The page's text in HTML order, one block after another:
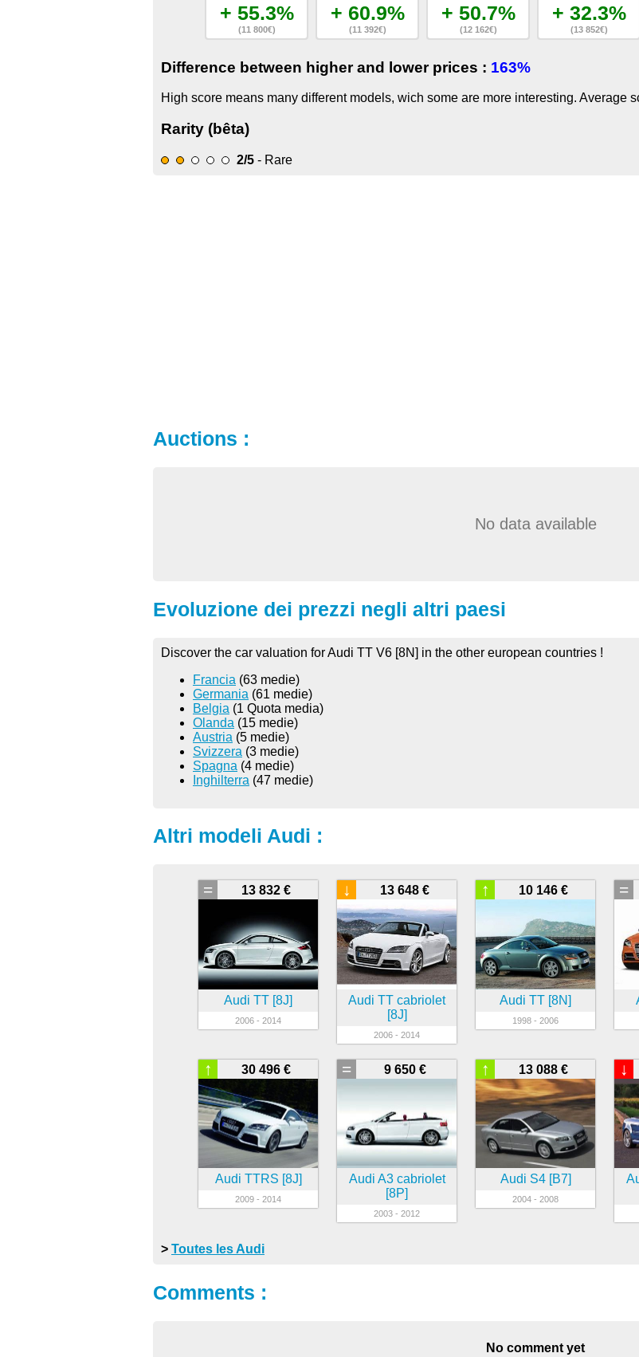
+ 55.3%
(11 800€)
+ 60.9%
(11 392€)
+ 50.7%
(12 162€)
+ 32.3%
(13 852€)
Difference between higher and lower prices : 163%
High score means many different models, wich some are more interesting. Average
Rarity (bêta)
2/5 - Rare
Auctions :
No data available
Evoluzione dei prezzi negli altri paesi
Discover the car valuation for Audi TT V6 [8N] in the other european countries !
Francia (63 medie)
Germania (61 medie)
Belgia (1 Quota media)
Olanda (15 medie)
Austria (5 medie)
Svizzera (3 medie)
Spagna (4 medie)
Inghilterra (47 medie)
Altri modeli Audi :
13 832 €
=
Audi TT [8J]
2006 - 2014
13 648 €
↓
Audi TT cabriolet
[8J]
2006 - 2014
10 146 €
↑
Audi TT [8N]
1998 - 2006
=
30 496 €
↑
Audi TTRS [8J]
2009 - 2014
9 650 €
=
Audi A3 cabriolet
[8P]
2003 - 2012
13 088 €
↑
Audi S4 [B7]
2004 - 2008
↓
> Toutes les Audi
Comments :
No comment yet